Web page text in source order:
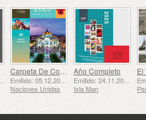
Carpeta De Colección Anual (Nueva York)
Naciones Unidas
Año Completo
Isla Man